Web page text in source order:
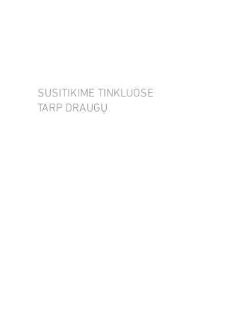
SUSITIKIME TINKLUOSE
TARP DRAUGŲ